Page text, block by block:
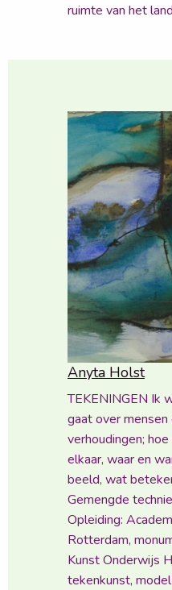
ruimte van het
Anyta Holst
TEKENINGEN Ik
gaat over mensen
verhoudingen;
elkaar, waar en
beeld, wat
Gemengde
Opleiding:
Rotterdam,
Kunst Onderwijs
tekenkunst,